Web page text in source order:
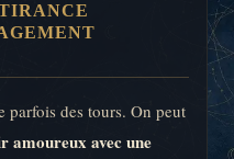
parfois des tours. On peut
amoureux avec une